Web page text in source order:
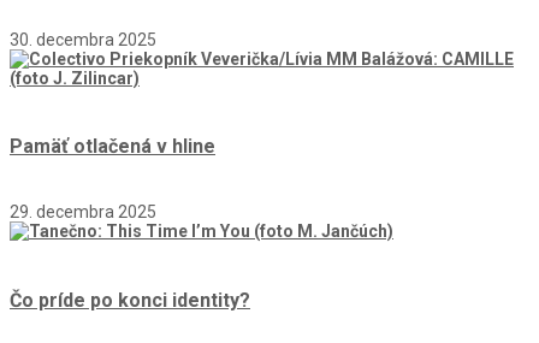
30. decembra 2025
Pamäť otlačená v hline
29. decembra 2025
Čo príde po konci identity?